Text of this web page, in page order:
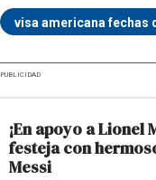
visa americana fechas
PUBLICIDAD
¡En apoyo a Lionel
festeja con
Messi